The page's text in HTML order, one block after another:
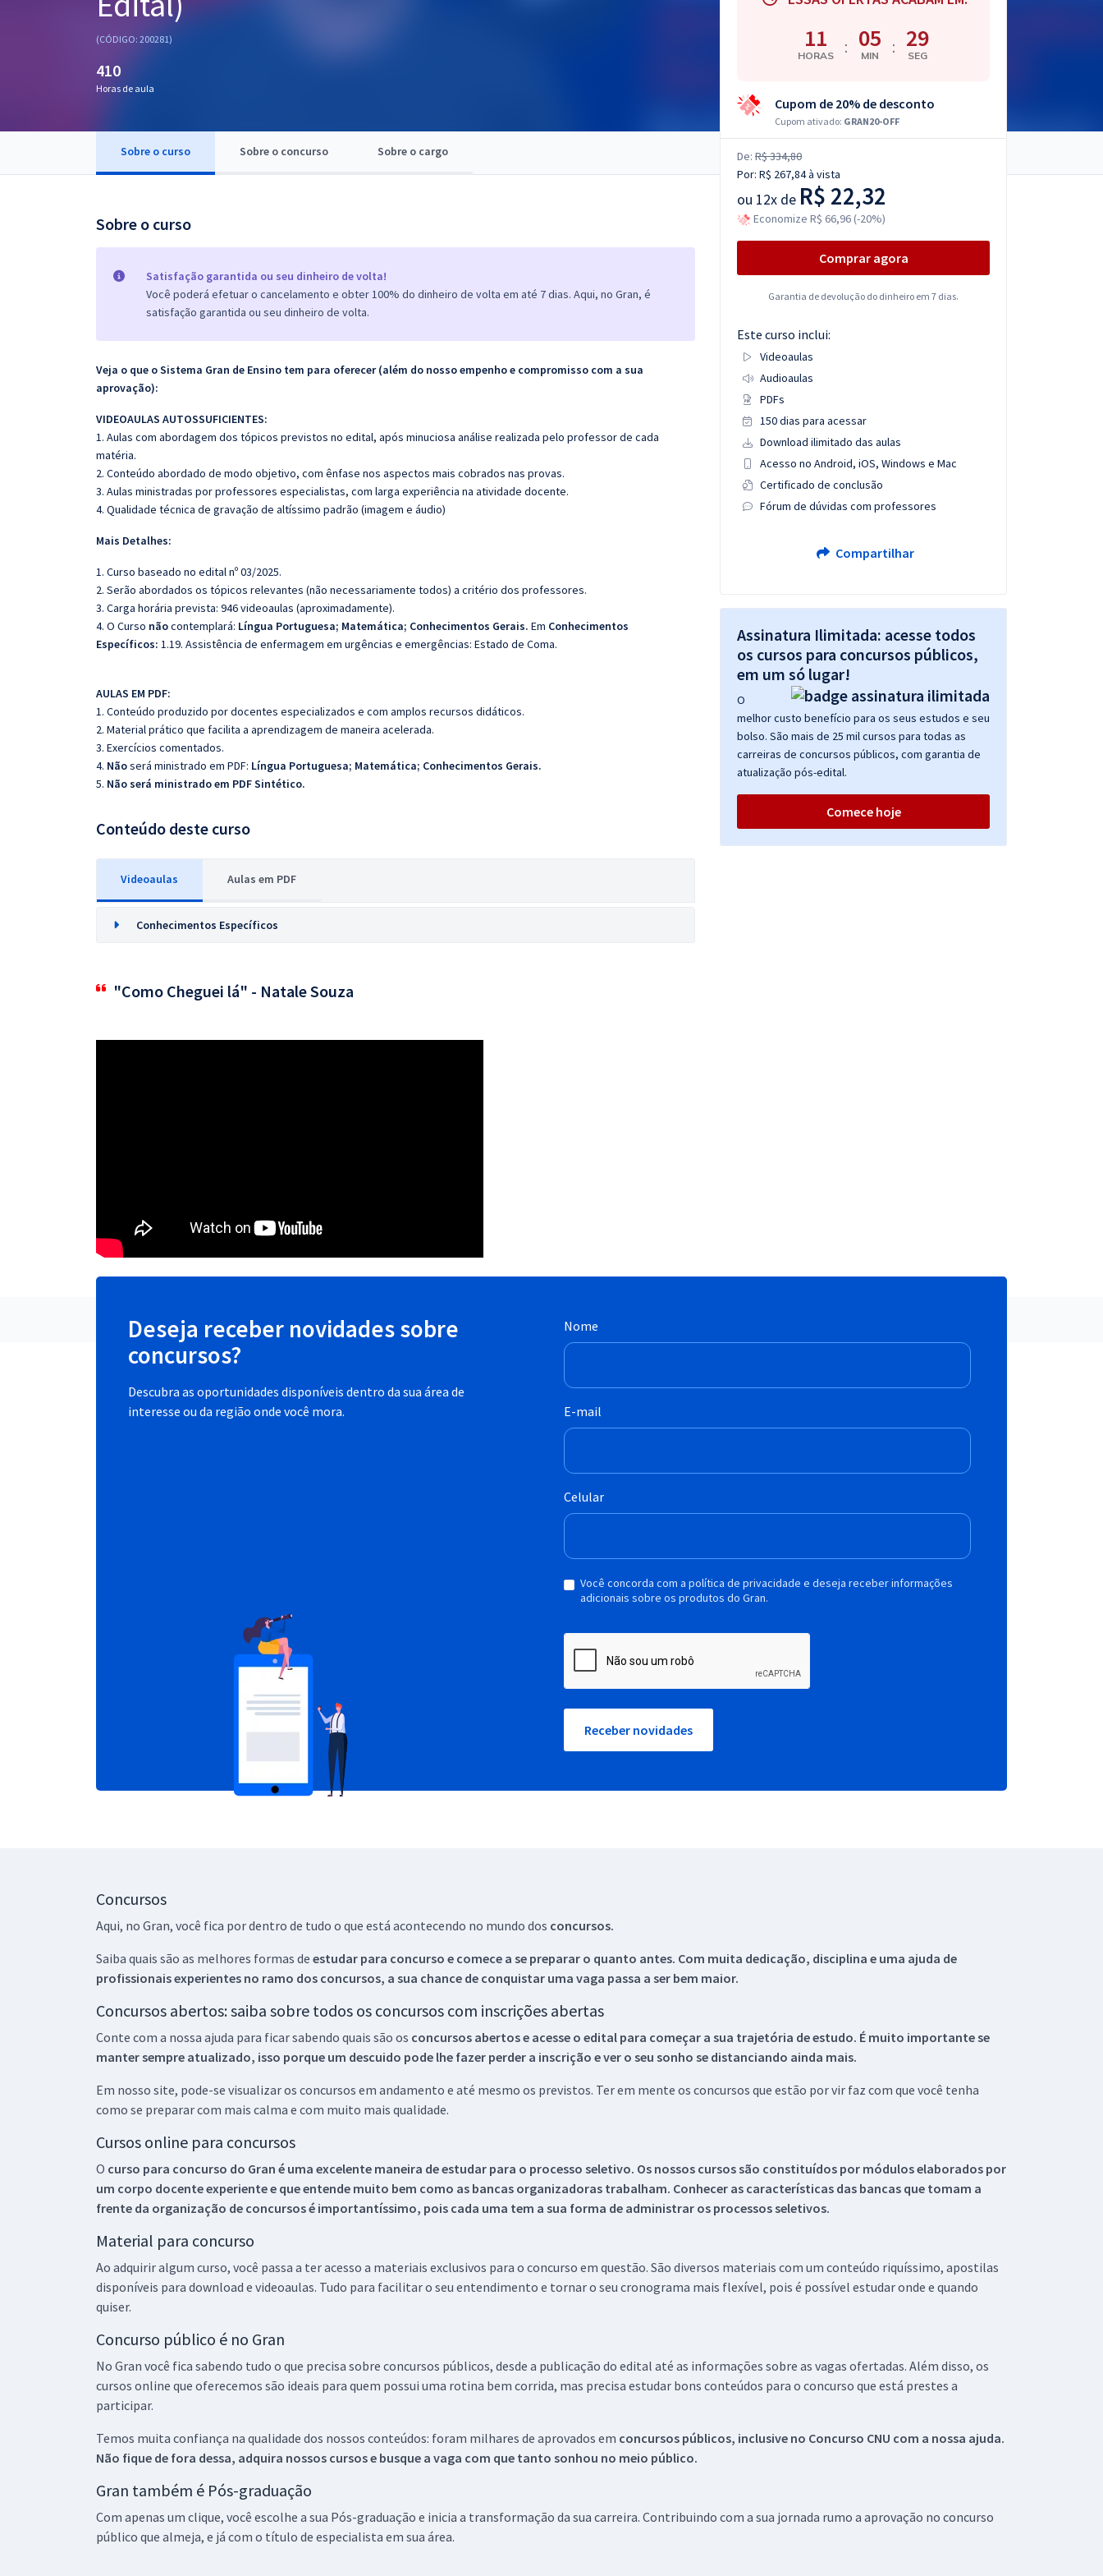
Questões grátis
(CÓDIGO: 200281)
410
Horas de aula
Sobre o curso Sobre o concurso Sobre o cargo
Sobre o curso
Satisfação garantida ou seu dinheiro de volta!
Você poderá efetuar o cancelamento e obter 100% do dinheiro de volta em até 7 dias. Aqui, no Gran, é
satisfação garantida ou seu dinheiro de volta.
Veja o que o Sistema Gran de Ensino tem para oferecer (além do nosso empenho e compromisso com a sua
aprovação):
VIDEOAULAS AUTOSSUFICIENTES:
1. Aulas com abordagem dos tópicos previstos no edital, após minuciosa análise realizada pelo professor de cada
matéria.
2. Conteúdo abordado de modo objetivo, com ênfase nos aspectos mais cobrados nas provas.
3. Aulas ministradas por professores especialistas, com larga experiência na atividade docente.
4. Qualidade técnica de gravação de altíssimo padrão (imagem e áudio)
Mais Detalhes:
1. Curso baseado no edital nº 03/2025.
2. Serão abordados os tópicos relevantes (não necessariamente todos) a critério dos professores.
3. Carga horária prevista: 946 videoaulas (aproximadamente).
4. O Curso nãocontemplará: Língua Portuguesa; Matemática; Conhecimentos Gerais. Em Conhecimentos
Específicos: 1.19. Assistência de enfermagem em urgências e emergências: Estado de Coma.
AULAS EM PDF:
1. Conteúdo produzido por docentes especializados e com amplos recursos didáticos.
2. Material prático que facilita a aprendizagem de maneira acelerada.
3. Exercícios comentados.
4. Nãoserá ministrado em PDF: Língua Portuguesa; Matemática; Conhecimentos Gerais.
5. Não será ministrado em PDF Sintético.
Conteúdo deste curso
Videoaulas Aulas em PDF
Conhecimentos Específicos
"Como Cheguei lá" - Natale Souza
11
HORAS : 05
MIN : 28
SEG
Cupom de 20% de desconto
Cupom ativado: GRAN20-OFF
De: R$ 334,80
Por: R$ 267,84à vista
ou 12x de R$ 22,32
Economize R$ 66,96 (-20%)
Comprar agora
Garantia de devolução do dinheiro em 7 dias.
Este curso inclui:
Videoaulas
Audioaulas
PDFs
150 dias para acessar
Download ilimitado das aulas
Acesso no Android, iOS, Windows e Mac
Certificado de conclusão
Fórum de dúvidas com professores
Compartilhar
Assinatura Ilimitada: acesse todos
os cursos para concursos públicos,
em um só lugar!
O
melhor custo benefício para os seus estudos e seu
bolso. São mais de 25 mil cursos para todas as
carreiras de concursos públicos, com garantia de
atualização pós-edital.
Comece hoje
Deseja receber novidades sobre
concursos?
Descubra as oportunidades disponíveis dentro da sua área de
interesse ou da região onde você mora.
Nome
E-mail
Celular
Você concorda com a política de privacidade e deseja receber informações
adicionais sobre os produtos do Gran.
Receber novidades
Concursos
Aqui, no Gran, você fica por dentro de tudo o que está acontecendo no mundo dos concursos.
Saiba quais são as melhores formas de estudar para concurso e comece a se preparar o quanto antes. Com muita dedicação, disciplina e uma ajuda de
profissionais experientes no ramo dos concursos, a sua chance de conquistar uma vaga passa a ser bem maior.
Concursos abertos: saiba sobre todos os concursos com inscrições abertas
Conte com a nossa ajuda para ficar sabendo quais são os concursos abertos e acesse o edital para começar a sua trajetória de estudo. É muito importante se
manter sempre atualizado, isso porque um descuido pode lhe fazer perder a inscrição e ver o seu sonho se distanciando ainda mais.
Em nosso site, pode-se visualizar os concursos em andamento e até mesmo os previstos. Ter em mente os concursos que estão por vir faz com que você tenha
como se preparar com mais calma e com muito mais qualidade.
Cursos online para concursos
O curso para concurso do Gran é uma excelente maneira de estudar para o processo seletivo. Os nossos cursos são constituídos por módulos elaborados por
um corpo docente experiente e que entende muito bem como as bancas organizadoras trabalham. Conhecer as características das bancas que tomam a
frente da organização de concursos é importantíssimo, pois cada uma tem a sua forma de administrar os processos seletivos.
Material para concurso
Ao adquirir algum curso, você passa a ter acesso a materiais exclusivos para o concurso em questão. São diversos materiais com um conteúdo riquíssimo, apostilas
disponíveis para download e videoaulas. Tudo para facilitar o seu entendimento e tornar o seu cronograma mais flexível, pois é possível estudar onde e quando
quiser.
Concurso público é no Gran
No Gran você fica sabendo tudo o que precisa sobre concursos públicos, desde a publicação do edital até as informações sobre as vagas ofertadas. Além disso, os
cursos online que oferecemos são ideais para quem possui uma rotina bem corrida, mas precisa estudar bons conteúdos para o concurso que está prestes a
participar.
Temos muita confiança na qualidade dos nossos conteúdos: foram milhares de aprovados em concursos públicos, inclusive no Concurso CNU com a nossa ajuda.
Não fique de fora dessa, adquira nossos cursos e busque a vaga com que tanto sonhou no meio público.
Gran também é Pós-graduação
Com apenas um clique, você escolhe a sua Pós-graduação e inicia a transformação da sua carreira. Contribuindo com a sua jornada rumo a aprovação no concurso
público que almeja, e já com o título de especialista em sua área.